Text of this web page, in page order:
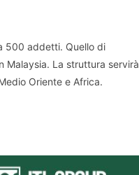
500 addetti. Quello di
Malaysia. La struttura servirà
Oriente e Africa.